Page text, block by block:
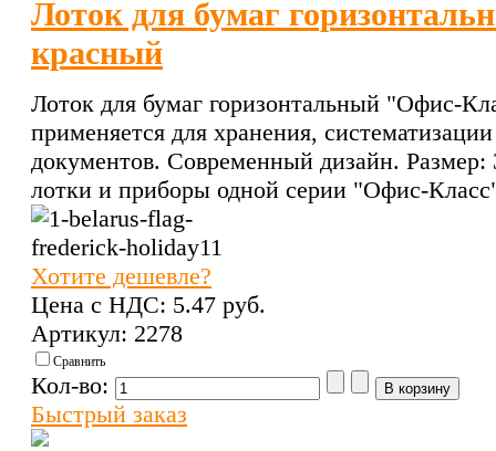
Лоток для бумаг
красный
Лоток для бумаг горизонтальный "Офис-
применяется для хранения,
документов. Современный дизайн.
лотки и приборы одной серии "Офис-
Хотите дешевле?
Цена с НДС: 5.47 pуб.
Артикул: 2278
Сравнить
Кол-во:
Быстрый заказ